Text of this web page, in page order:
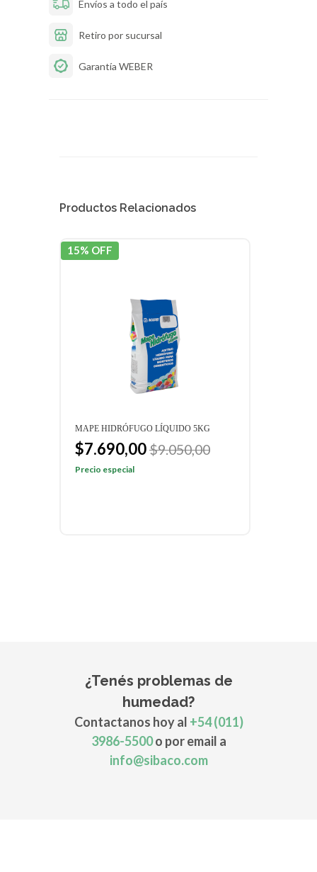
Envíos a todo el país
Retiro por sucursal
Garantía WEBER
Productos Relacionados
15% OFF
MAPE HIDRÓFUGO LÍQUIDO 5KG
$7.690,00$9.050,00
Precio especial
¿Tenés problemas de
humedad?
Contactanos hoy al +54 (011)
3986-5500o por email a
info@sibaco.com